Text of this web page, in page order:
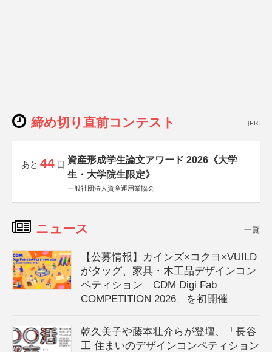
締め切り直前コンテスト [PR]
あと 44 日 資産形成学生論文アワード 2026《大学
生・大学院生限定》
一般社団法人資産運用業協会
ニュース 一覧
【公募情報】カインズ×コクヨ×VUILD
がタッグ、家具・木工品デザインコン
ペティション「CDM Digi Fab
COMPETITION 2026」を初開催
乾久美子や藤本壮介らが登壇、「長谷
工 住まいのデザインコンペティション